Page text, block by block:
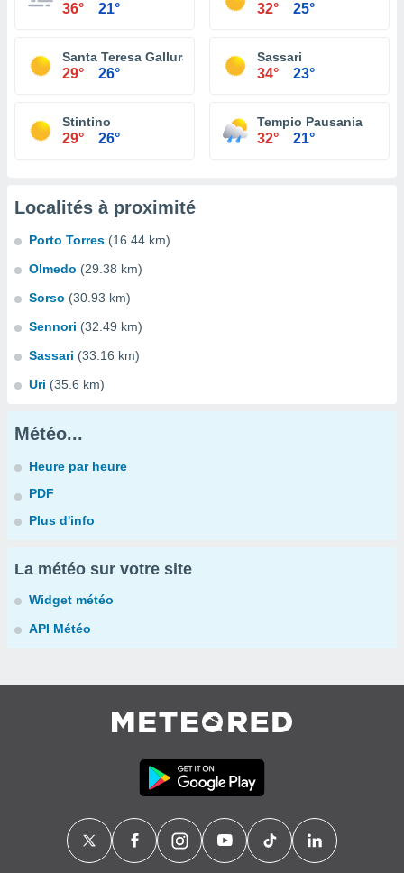
36° 21° 32° 25°
Santa Teresa Gallura
29° 26°
Sassari
34° 23°
Stintino
29° 26°
Tempio Pausania
32° 21°
Localités à proximité
Porto Torres (16.44 km)
Olmedo (29.38 km)
Sorso (30.93 km)
Sennori (32.49 km)
Sassari (33.16 km)
Uri (35.6 km)
Météo...
Heure par heure
PDF
Plus d'info
La météo sur votre site
Widget météo
API Météo